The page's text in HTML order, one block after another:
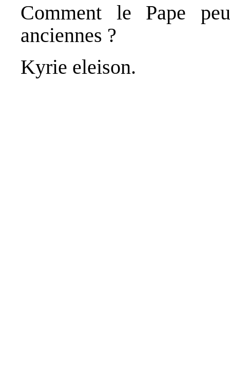
Comment le Pape
anciennes ?
Kyrie eleison.